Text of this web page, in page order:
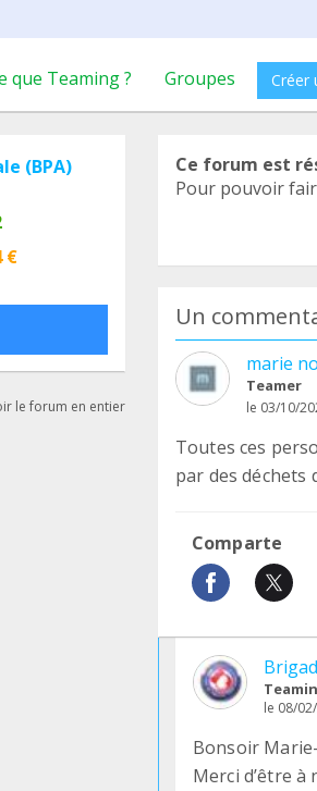
que Teaming ? Groupes Créer
(BPA)
€
le forum en entier
Ce forum est
Pour pouvoir
Un
marie
Teamer
le 03/10/
Toutes ces
par des déchets
Comparte
le 08/
Bonsoir
Merci d’être